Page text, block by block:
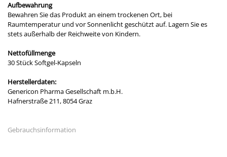
Aufbewahrung
Bewahren Sie das Produkt an einem trockenen Ort, bei
Raumtemperatur und vor Sonnenlicht geschützt auf. Lagern Sie es
stets außerhalb der Reichweite von Kindern.
Nettofüllmenge
30 Stück Softgel-Kapseln
Herstellerdaten:
Genericon Pharma Gesellschaft m.b.H.
Hafnerstraße 211, 8054 Graz
Gebrauchsinformation